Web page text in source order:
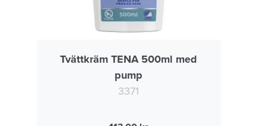
Tvättkräm TENA 500ml med
pump
3371